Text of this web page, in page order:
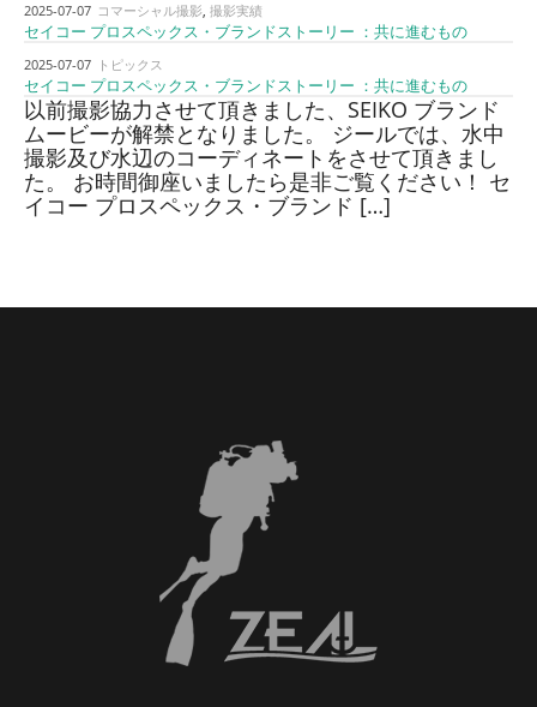
2025-07-07 コマーシャル撮影, 撮影実績
セイコー プロスペックス・ブランドストーリー ：共に進むもの
2025-07-07 トピックス
セイコー プロスペックス・ブランドストーリー ：共に進むもの
以前撮影協力させて頂きました、SEIKO ブランド
ムービーが解禁となりました。 ジールでは、水中
撮影及び水辺のコーディネートをさせて頂きまし
た。 お時間御座いましたら是非ご覧ください！ セ
イコー プロスペックス・ブランド […]